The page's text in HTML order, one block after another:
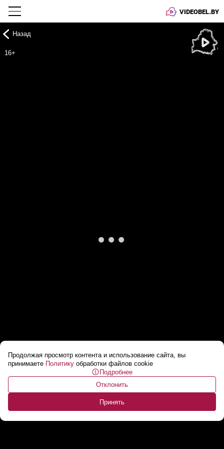
VIDEOBEL.BY
Продолжая просмотр контента и использование сайта, вы
принимаете Политику обработки файлов cookie
Подробнее
Отклонить
Принять
Назад
16+
Лукашенко: Американцы крутые, как и
Дональд! // Про Америку и Китай...